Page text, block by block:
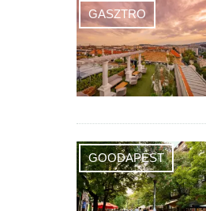
GASZTRO
GOODAPEST